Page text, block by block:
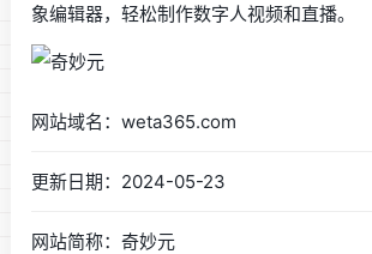
象编辑器，轻松制作数字人视频和直播。
网站域名：weta365.com
更新日期：2024-05-23
网站简称：奇妙元